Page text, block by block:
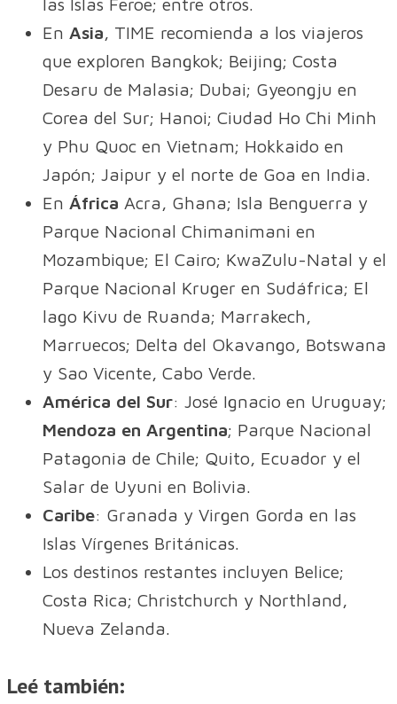
las Islas Feroe; entre otros.
En Asia, TIME recomienda a los viajeros
que exploren Bangkok; Beijing; Costa
Desaru de Malasia; Dubai; Gyeongju en
Corea del Sur; Hanoi; Ciudad Ho Chi Minh
y Phu Quoc en Vietnam; Hokkaido en
Japón; Jaipur y el norte de Goa en India.
En África Acra, Ghana; Isla Benguerra y
Parque Nacional Chimanimani en
Mozambique; El Cairo; KwaZulu-Natal y el
Parque Nacional Kruger en Sudáfrica; El
lago Kivu de Ruanda; Marrakech,
Marruecos; Delta del Okavango, Botswana
y Sao Vicente, Cabo Verde.
América del Sur: José Ignacio en Uruguay;
Mendoza en Argentina; Parque Nacional
Patagonia de Chile; Quito, Ecuador y el
Salar de Uyuni en Bolivia.
Caribe: Granada y Virgen Gorda en las
Islas Vírgenes Británicas.
Los destinos restantes incluyen Belice;
Costa Rica; Christchurch y Northland,
Nueva Zelanda.
Leé también: